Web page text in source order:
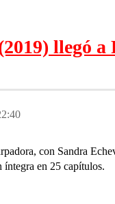
llegó
con Sandra
en 25 capítulos.